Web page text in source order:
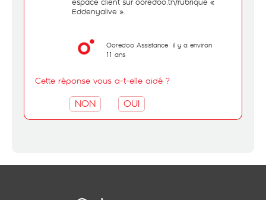
Eddenyalive ».
Ooredoo Assistance il y a environ
11 ans
Cette réponse vous a-t-elle aidé ?
NON OUI